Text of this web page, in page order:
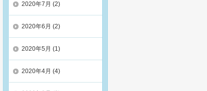
2020年7月 (2)
2020年6月 (2)
2020年5月 (1)
2020年4月 (4)